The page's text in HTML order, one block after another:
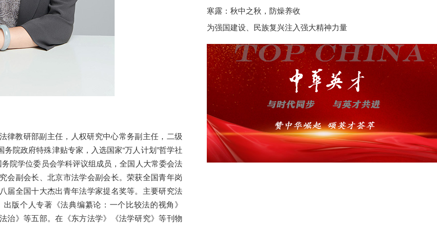
律教研部副主任，人权研究中心常务副主任，二级
院政府特殊津贴专家，入选国家“万人计划”哲学社
院学位委员会学科评议组成员，全国人大常委会法
会副会长、北京市法学会副会长。荣获全国青年岗
届全国十大杰出青年法学家提名奖等。主要研究法
版个人专著《法典编纂论：一个比较法的视角》
治》等五部。在《东方法学》《法学研究》等刊物
寒露：秋中之秋，防燥养收
为强国建设、民族复兴注入强大精神力量